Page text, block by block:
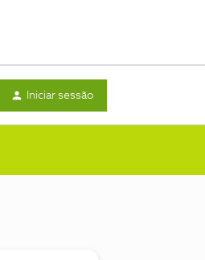
Iniciar sessão